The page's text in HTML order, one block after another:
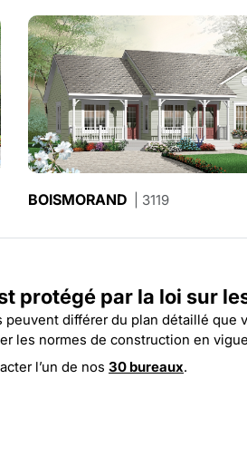
LYSÉES| 3126
BOISMORAND | 3119
protégé par la loi sur
différer du plan détaillé que
les normes de construction en
l’un de nos 30 bureaux.